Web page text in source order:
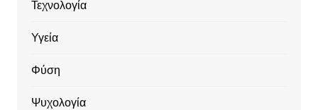
Τεχνολογία
Υγεία
Φύση
Ψυχολογία